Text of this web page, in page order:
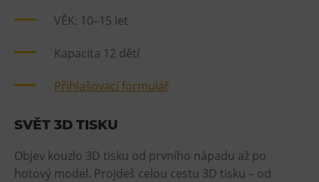
VĚK: 10–15 let
Kapacita 12 dětí
Přihlašovací formulář
SVĚT 3D TISKU
Objev kouzlo 3D tisku od prvního nápadu až po
hotový model. Projdeš celou cestu 3D tisku – od